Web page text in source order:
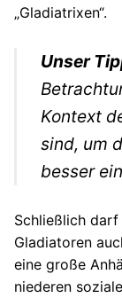
„Gladiatrixen“.
Unser
Kontext
sind, um
besser
Schließlich
Gladiatoren
eine große
niederen